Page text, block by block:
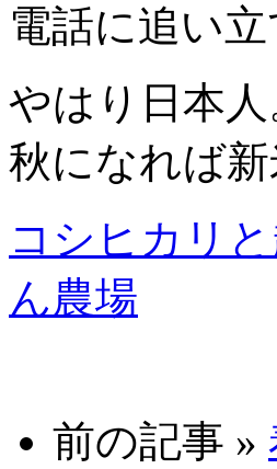
電話に追い
やはり日本人
秋になれば
コシヒカリ
ん農場
前の記事 »